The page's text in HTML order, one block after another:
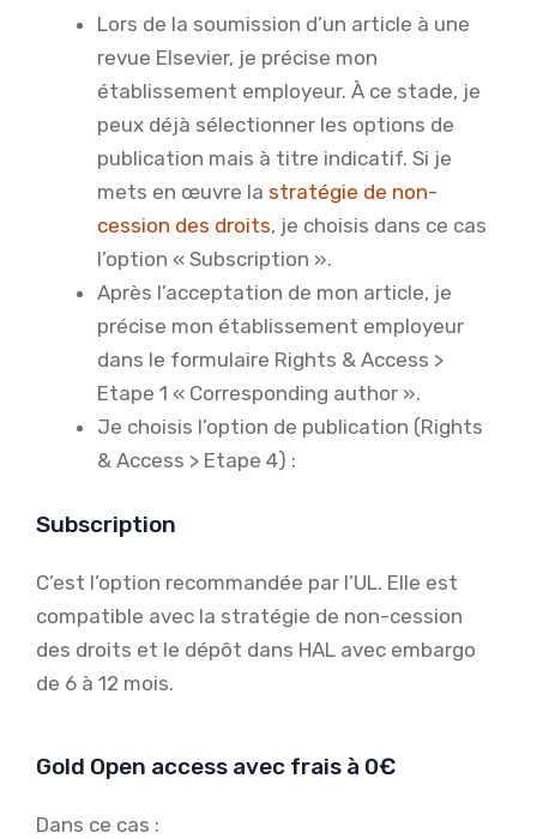
Lors de la soumission d’un article à une
revue Elsevier, je précise mon
établissement employeur. À ce stade, je
peux déjà sélectionner les options de
publication mais à titre indicatif. Si je
mets en œuvre la stratégie de non-
cession des droits, je choisis dans ce cas
l’option « Subscription ».
Après l’acceptation de mon article, je
précise mon établissement employeur
dans le formulaire Rights & Access >
Etape 1 « Corresponding author ».
Je choisis l’option de publication (Rights
& Access > Etape 4) :
Subscription
C’est l’option recommandée par l’UL. Elle est
compatible avec la stratégie de non-cession
des droits et le dépôt dans HAL avec embargo
de 6 à 12 mois.
Gold Open access avec frais à 0€
Dans ce cas :